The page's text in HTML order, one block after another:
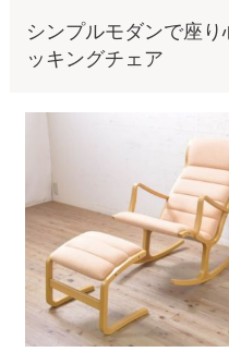
シンプルモダンで座
ッキングチェア